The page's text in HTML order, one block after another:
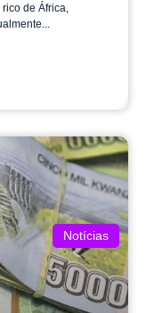
de África,
Notícias